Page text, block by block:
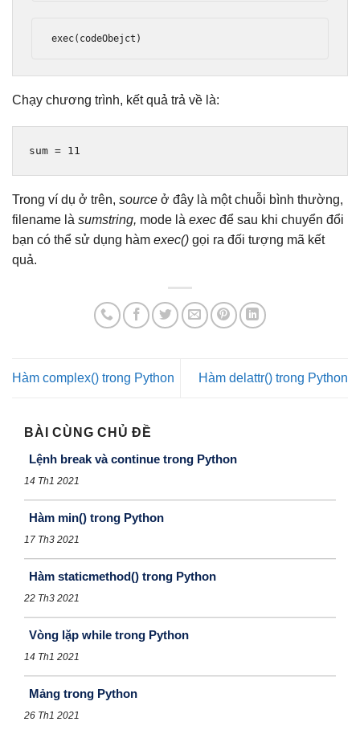
exec( codeObejct )
Chạy chương trình, kết quả trả về là:
sum = 11
Trong ví dụ ở trên, source ở đây là một chuỗi bình thường,
filename là sumstring, mode là exec để sau khi chuyển đổi
bạn có thể sử dụng hàm exec() gọi ra đối tượng mã kết
quả.
Hàm complex() trong Python Hàm delattr() trong Python
BÀI CÙNG CHỦ ĐỀ
Lệnh break và continue trong Python
14 Th1 2021
Hàm min() trong Python
17 Th3 2021
Hàm staticmethod() trong Python
22 Th3 2021
Vòng lặp while trong Python
14 Th1 2021
Mảng trong Python
26 Th1 2021